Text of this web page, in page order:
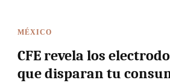
MÉXICO
CFE revela los
que disparan tu